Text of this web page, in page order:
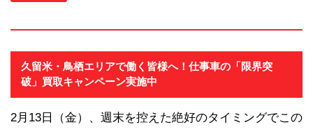
久留米・鳥栖エリアで働く皆様へ！仕事車の「限界突
破」買取キャンペーン実施中
2月13日（金）、週末を控えた絶好のタイミングでこの